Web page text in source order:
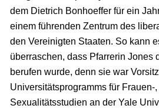
dem Dietrich Bonhoeffer für ein
einem führenden Zentrum des
den Vereinigten Staaten. So kann
überraschen, dass Pfarrerin Jones
berufen wurde, denn sie war
Universitätsprogramms für Frauen-
Sexualitätsstudien an der Yale